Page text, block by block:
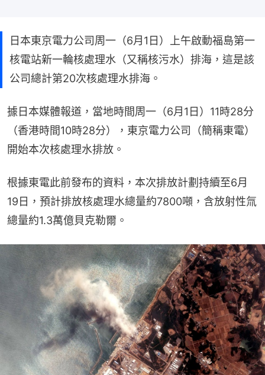
日本東京電力公司周一（6月1日）上午啟動福島第一
核電站新一輪核處理水（又稱核污水）排海，這是該
公司總計第20次核處理水排海。
據日本媒體報道，當地時間周一（6月1日）11時28分
（香港時間10時28分），東京電力公司（簡稱東電）
開始本次核處理水排放。
根據東電此前發布的資料，本次排放計劃持續至6月
19日，預計排放核處理水總量約7800噸，含放射性氚
總量約1.3萬億貝克勒爾。